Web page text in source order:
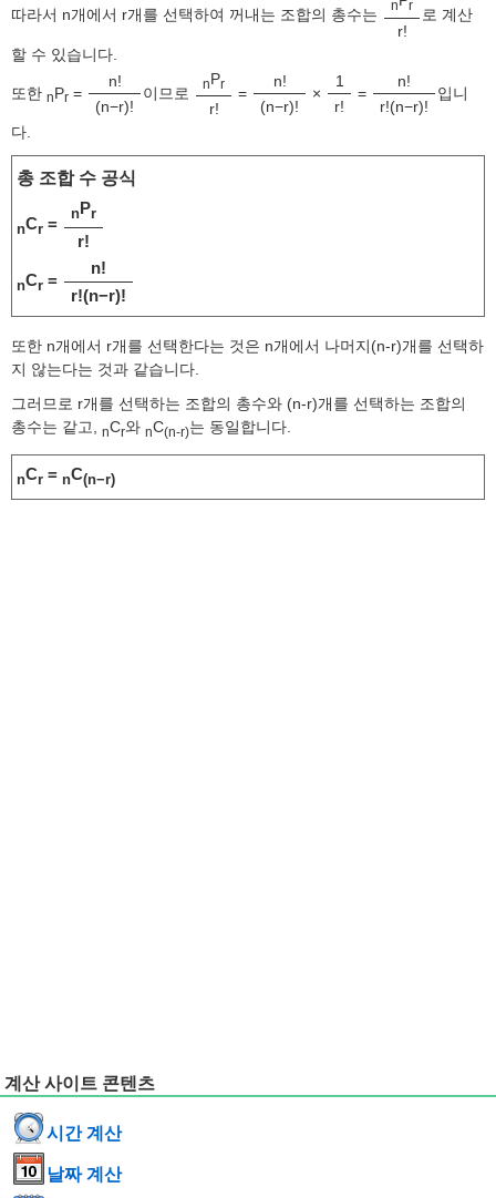
따라서 n개에서 r개를 선택하여 꺼내는 조합의 총수는
n r
r!
로 계산
할 수 있습니다.
또한 nPr =
n!
(n−r)!
이므로
nPr
r!
=
n!
(n−r)!
×
1
r!
=
n!
r!(n−r)!
입니
다.
총 조합 수 공식
nCr = n Pr
r!
nCr =
n!
r!(n−r)!
또한 n개에서 r개를 선택한다는 것은 n개에서 나머지(n-r)개를 선택하
지 않는다는 것과 같습니다.
그러므로 r개를 선택하는 조합의 총수와 (n-r)개를 선택하는 조합의
총수는 같고, nCr와 nC(n-r)는 동일합니다.
nCr = nC(n−r)
계산 사이트 콘텐츠
시간 계산
날짜 계산